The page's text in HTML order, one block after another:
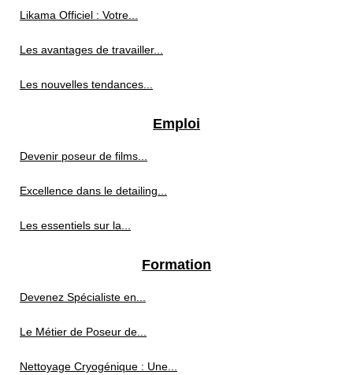
Likama Officiel : Votre...
Les avantages de travailler...
Les nouvelles tendances...
Emploi
Devenir poseur de films...
Excellence dans le detailing...
Les essentiels sur la...
Formation
Devenez Spécialiste en...
Le Métier de Poseur de...
Nettoyage Cryogénique : Une...